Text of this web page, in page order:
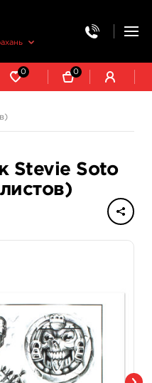
0 0
Stevie Soto